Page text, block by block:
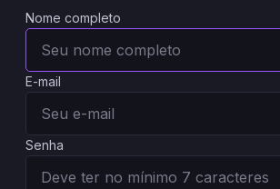
Nome completo
E-mail
Senha